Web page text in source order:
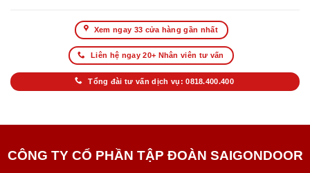
Xem ngay 33 cửa hàng gần nhất
Liên hệ ngay 20+ Nhân viên tư vấn
Tổng đài tư vấn dịch vụ: 0818.400.400
CÔNG TY CỔ PHẦN TẬP ĐOÀN SAIGONDOOR